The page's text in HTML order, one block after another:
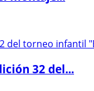
32 del...